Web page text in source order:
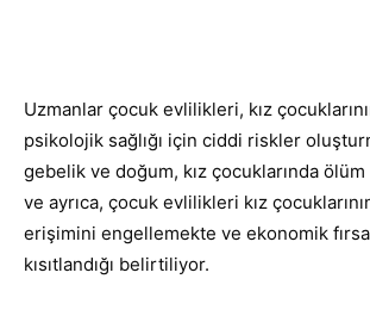
Uzmanlar çocuk evlilikleri, kız
psikolojik sağlığı için ciddi riskler
gebelik ve doğum, kız çocuklarında ölüm
ve ayrıca, çocuk evlilikleri kız
erişimini engellemekte ve ekonomik
kısıtlandığı belirtiliyor.